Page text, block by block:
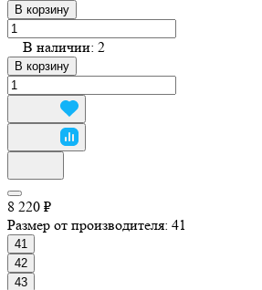
В корзину
В наличии: 2
В корзину
8 220 ₽
Размер от производителя: 41
41
42
43